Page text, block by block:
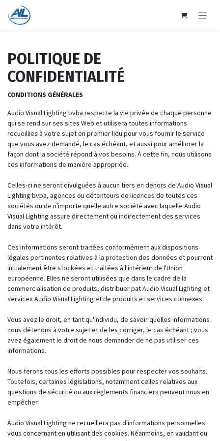
POLITIQUE DE
CONFIDENTIALITÉ
CONDITIONS GÉNÉRALES
Audio Visual Lighting bvba respecte la vie privée de chaque personne
qui se rend sur ses sites Web et utilisera toutes informations
recueillies à votre sujet en premier lieu pour vous fournir le service
que vous avez demandé, le cas échéant, et aussi pour améliorer la
façon dont la société répond à vos besoins. À cette fin, nous utilisons
ces informations de manière appropriée.
Celles-ci ne seront divulguées à aucun tiers en dehors de Audio Visual
Lighting bvba, agences ou détenteurs de licences de toutes ces
sociétés ou de n'importe quelle autre société avec laquelle Audio
Visual Lighting assure directement ou indirectement des services
dans votre intérêt.
Ces informations seront traitées conformément aux dispositions
légales pertinentes relatives à la protection des données et pourront
initialement être stockées et traitées à l'intérieur de l'Union
européenne. Elles ne seront utilisées que dans le cadre de la
commercialisation de produits, distribuer pat Audio Visual Lighting et
services Audio Visual Lighting et de produits et services connexes.
Vous avez le droit, en tant qu'individu, de savoir quelles informations
nous détenons à votre sujet et de les corriger, le cas échéant ; vous
avez également le droit de nous demander de ne pas utiliser ces
informations.
Nous ferons tous les efforts possibles pour respecter vos souhaits.
Toutefois, certaines législations, notamment celles relatives aux
questions de sécurité ou aux règlements financiers peuvent nous en
empêcher.
Audio Visual Lighting ne recueillera pas d'informations personnelles
vous concernant en utilisant des cookies. Néanmoins, en validant ou